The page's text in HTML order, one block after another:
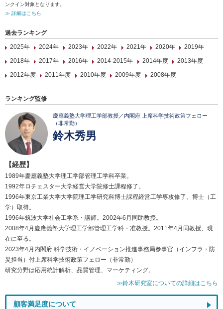
ンクイン対象となります。
≫ 詳細はこちら
過去ランキング
2025年
2024年 2023年 2022年 2021年 2020年
2019年
2018年
2017年 2016年 2014-2015年 2014年度
2013年度
2012年度
2011年度 2010年度 2009年度 2008年度
ランキング監修
慶應義塾大学理工学部教授／内閣府 上席科学技術政策フェロー
（非常勤）
鈴木秀男
【経歴】
1989年慶應義塾大学理工学部管理工学科卒業。
1992年ロチェスター大学経営大学院修士課程修了。
1996年東京工業大学大学院理工学研究科博士課程経営工学専攻修了。博士（工
学）取得。
1996年筑波大学社会工学系・講師。2002年6月同助教授。
2008年4月慶應義塾大学理工学部管理工学科・准教授。2011年4月同教授、現
在に至る。
2023年4月内閣府 科学技術・イノベーション推進事務局参事官（インフラ・防
災担当）付上席科学技術政策フェロー（非常勤）
研究分野は応用統計解析、品質管理、マーケティング。
≫鈴木研究室についての詳細はこちら
顧客満足度について